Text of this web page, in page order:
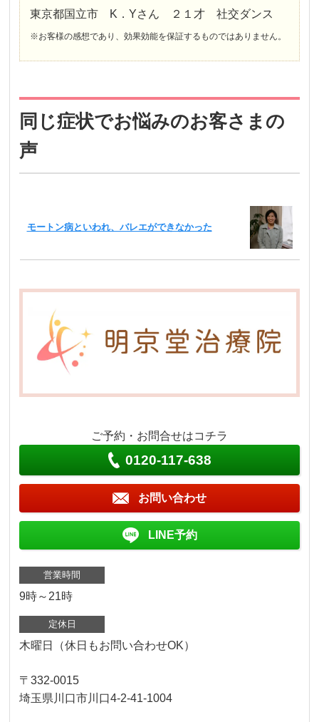
東京都国立市 K．Yさん ２１才 社交ダンス
※お客様の感想であり、効果効能を保証するものではありません。
同じ症状でお悩みのお客さまの
声
モートン病といわれ、バレエができなかった
ご予約・お問合せはコチラ
0120-117-638
お問い合わせ
LINE予約
営業時間
9時～21時
定休日
木曜日（休日もお問い合わせOK）
〒332-0015
埼玉県川口市川口4-2-41-1004